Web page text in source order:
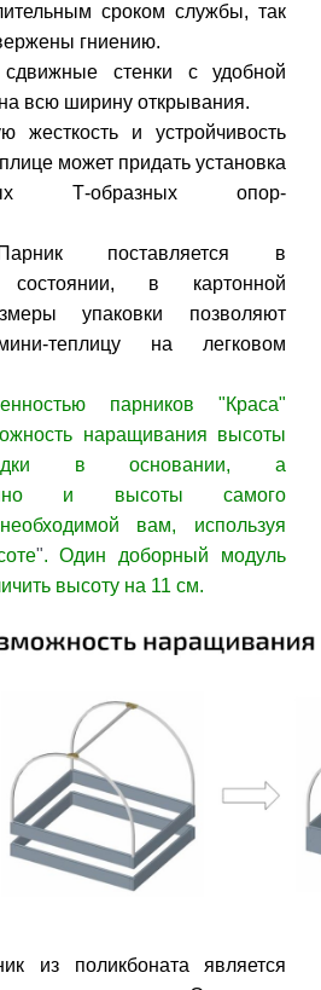
сроком службы, так
гниению.
сдвижные стенки с удобной
всю ширину открывания.
жесткость и устройчивость
может придать установка
Т-образных опор-
поставляется в
состоянии, в картонной
упаковки позволяют
теплицу на легковом
парников "Краса"
наращивания высоты
в основании, а
и высоты самого
вам, используя
". Один доборный модуль
высоту на 11 см.
из поликбоната является